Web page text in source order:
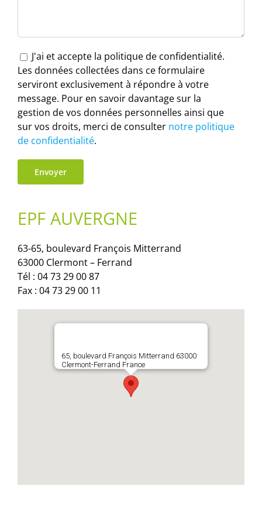
J'ai et accepte la politique de confidentialité.
Les données collectées dans ce formulaire
serviront exclusivement à répondre à votre
message. Pour en savoir davantage sur la
gestion de vos données personnelles ainsi que
sur vos droits, merci de consulter notre politique
de confidentialité.
EPF AUVERGNE
63-65, boulevard François Mitterrand
63000 Clermont – Ferrand
Tél : 04 73 29 00 87
Fax : 04 73 29 00 11
65, boulevard François Mitterrand 63000
Clermont-Ferrand France